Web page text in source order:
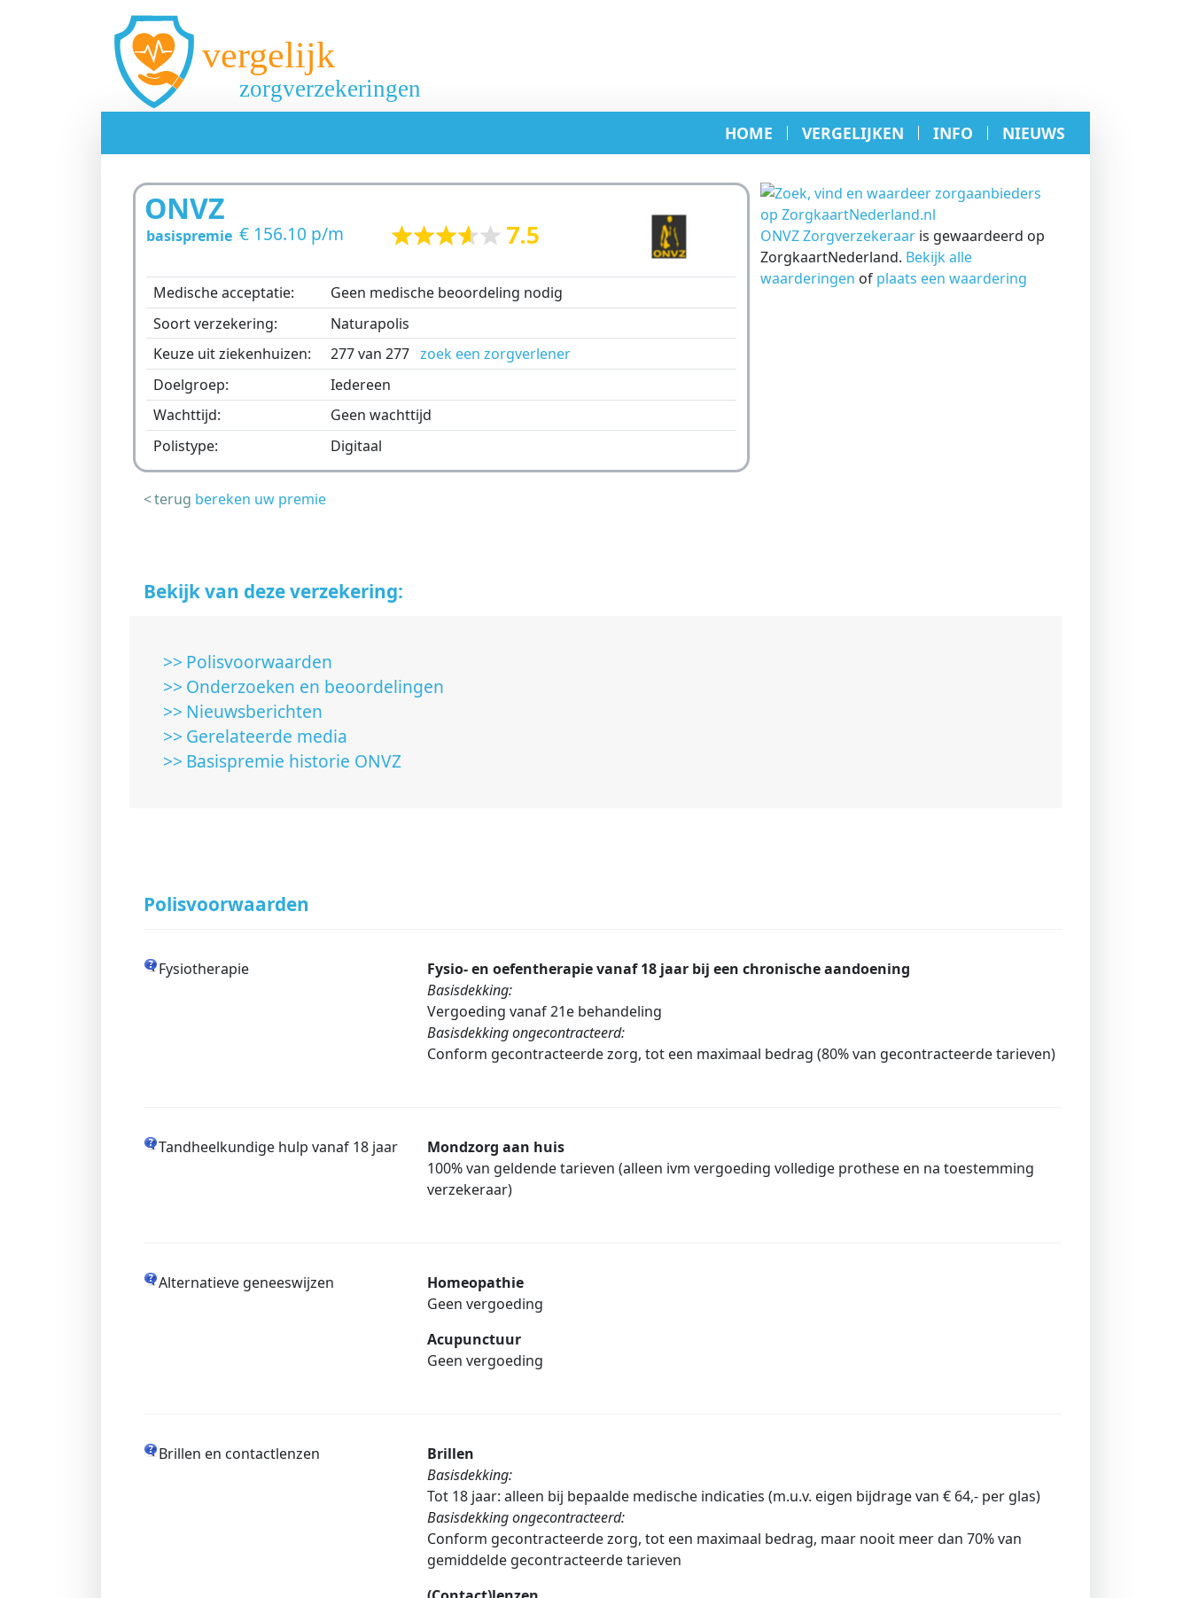
HOME VERGELIJKEN INFO NIEUWS
ONVZ
basispremie € 156.10 p/m 7.5
image
medische acceptatie:
geen medische beoordeling nodig
soort verzekering:
naturapolis
keuze uit ziekenhuizen:
277 van 277 zoek een zorgverlener
doelgroep:
iedereen
wachttijd:
geen wachttijd
polistype:
digitaal
ONVZ Zorgverzekeraar is gewaardeerd op
ZorgkaartNederland. Bekijk alle
waarderingen of plaats een waardering
terug bereken uw premie
Bekijk van deze verzekering:
Polisvoorwaarden
Onderzoeken en beoordelingen
Nieuwsberichten
Gerelateerde media
Basispremie historie ONVZ
Polisvoorwaarden
Fysiotherapie
Fysio- en oefentherapie vanaf 18 jaar bij een chronische aandoening
Basisdekking:
Vergoeding vanaf 21e behandeling
Basisdekking ongecontracteerd:
Conform gecontracteerde zorg, tot een maximaal bedrag (80% van gecontracteerde tarieven)
Tandheelkundige hulp vanaf 18 jaar
Mondzorg aan huis
100% van geldende tarieven (alleen ivm vergoeding volledige prothese en na toestemming
verzekeraar)
Alternatieve geneeswijzen
Homeopathie
Geen vergoeding
Acupunctuur
Geen vergoeding
Brillen en contactlenzen
Brillen
Basisdekking:
Tot 18 jaar: alleen bij bepaalde medische indicaties (m.u.v. eigen bijdrage van € 64,- per glas)
Basisdekking ongecontracteerd:
Conform gecontracteerde zorg, tot een maximaal bedrag, maar nooit meer dan 70% van
gemiddelde gecontracteerde tarieven